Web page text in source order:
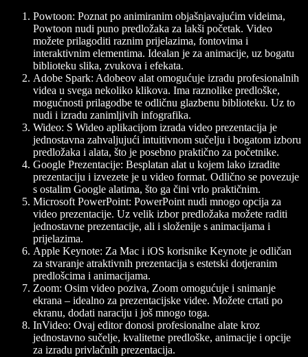
Powtoon: Poznat po animiranim objašnjavajućim videima,
Powtoon nudi puno predložaka za lakši početak. Video
možete prilagoditi raznim prijelazima, fontovima i
interaktivnim elementima. Idealan je za animacije, uz bogatu
biblioteku slika, zvukova i efekata.
Adobe Spark: Adobeov alat omogućuje izradu profesionalnih
videa u svega nekoliko klikova. Ima raznolike predloške,
mogućnosti prilagodbe te odličnu glazbenu biblioteku. Uz to
nudi i izradu zanimljivih infografika.
Wideo: S Wideo aplikacijom izrada video prezentacija je
jednostavna zahvaljujući intuitivnom sučelju i bogatom izboru
predložaka i alata, što je posebno praktično za početnike.
Google Prezentacije: Besplatan alat u kojem lako izradite
prezentaciju i izvezete je u video format. Odlično se povezuje
s ostalim Google alatima, što ga čini vrlo praktičnim.
Microsoft PowerPoint: PowerPoint nudi mnogo opcija za
video prezentacije. Uz velik izbor predložaka možete raditi
jednostavne prezentacije, ali i složenije s animacijama i
prijelazima.
Apple Keynote: Za Mac i iOS korisnike Keynote je odličan
za stvaranje atraktivnih prezentacija s estetski dotjeranim
predlošcima i animacijama.
Zoom: Osim video poziva, Zoom omogućuje i snimanje
ekrana – idealno za prezentacijske videe. Možete crtati po
ekranu, dodati naraciju i još mnogo toga.
InVideo: Ovaj editor donosi profesionalne alate kroz
jednostavno sučelje, kvalitetne predloške, animacije i opcije
za izradu privlačnih prezentacija.